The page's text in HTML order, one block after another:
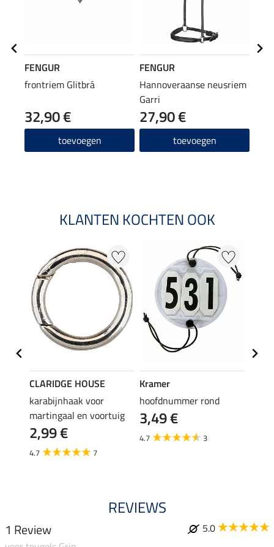
FENGUR
frontriem Glitbrá
32,90 €
toevoegen
FENGUR
Hannoveraanse neusriem
Garri
27,90 €
toevoegen
KLANTEN KOCHTEN OOK
CLARIDGE HOUSE
karabijnhaak voor
martingaal en voortuig
2,99 €
4.7 7
Kramer
hoofdnummer rond
3,49 €
4.7 3
REVIEWS
1 Review
5.0